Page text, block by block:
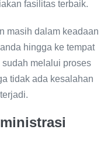
fasilitas terbaik.
masih dalam keadaan
hingga ke tempat
melalui proses
tidak ada kesalahan